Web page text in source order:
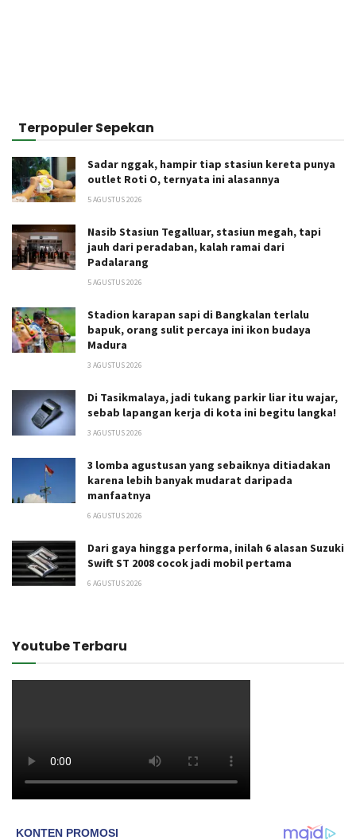
Terpopuler Sepekan
Sadar nggak, hampir tiap stasiun kereta punya
outlet Roti O, ternyata ini alasannya
5 AGUSTUS 2026
Nasib Stasiun Tegalluar, stasiun megah, tapi
jauh dari peradaban, kalah ramai dari
Padalarang
5 AGUSTUS 2026
Stadion karapan sapi di Bangkalan terlalu
bapuk, orang sulit percaya ini ikon budaya
Madura
3 AGUSTUS 2026
Di Tasikmalaya, jadi tukang parkir liar itu wajar,
sebab lapangan kerja di kota ini begitu langka!
3 AGUSTUS 2026
3 lomba agustusan yang sebaiknya ditiadakan
karena lebih banyak mudarat daripada
manfaatnya
6 AGUSTUS 2026
Dari gaya hingga performa, inilah 6 alasan Suzuki
Swift ST 2008 cocok jadi mobil pertama
6 AGUSTUS 2026
Youtube Terbaru